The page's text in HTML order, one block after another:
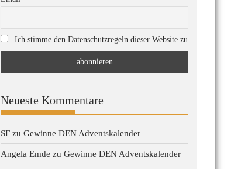
Ich stimme den Datenschutzregeln dieser Website zu
Neueste Kommentare
SF zu Gewinne DEN Adventskalender
Angela Emde zu Gewinne DEN Adventskalender